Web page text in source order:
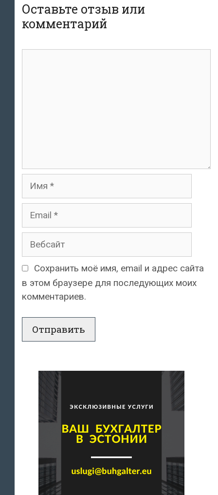
Оставьте отзыв или
комментарий
Имя
Email
Вебсайт
Сохранить моё имя, email и адрес сайта
в этом браузере для последующих моих
комментариев.